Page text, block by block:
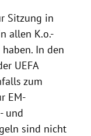
Sitzung in
allen K.o.-
In den
UEFA
zum
EM-
und
sind nicht